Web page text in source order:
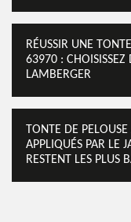
RÉUSSIR UNE
63970 : CHOISISSEZ
LAMBERGER
TONTE DE
APPLIQUÉS PAR LE
RESTENT LES PLUS